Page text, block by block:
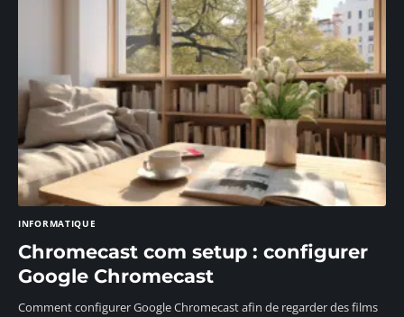
INFORMATIQUE
Chromecast com setup : configurer
Google Chromecast
Comment configurer Google Chromecast afin de regarder des films